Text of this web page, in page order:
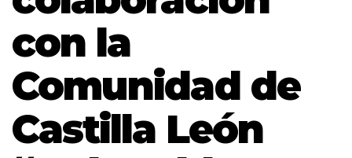
con la
Comunidad de
Castilla León